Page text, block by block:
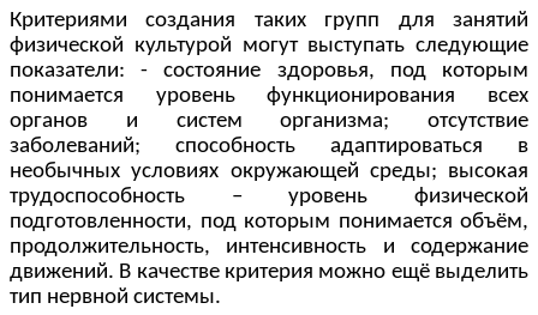
Критериями создания таких групп для занятий
физической культурой могут выступать следующие
показатели: - состояние здоровья, под которым
понимается уровень функционирования всех
органов и систем организма; отсутствие
заболеваний; способность адаптироваться в
необычных условиях окружающей среды; высокая
трудоспособность – уровень физической
подготовленности, под которым понимается объём,
продолжительность, интенсивность и содержание
движений. В качестве критерия можно ещё выделить
тип нервной системы.